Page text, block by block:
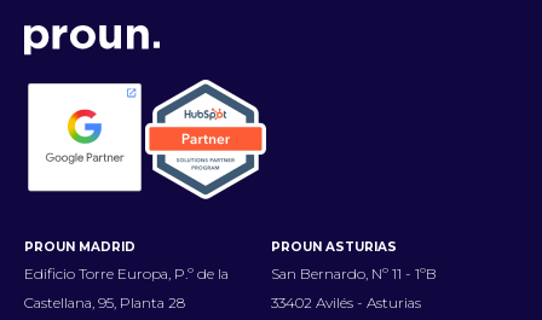
PROUN MADRID
Edificio Torre Europa, P.º de la
Castellana, 95, Planta 28
PROUN ASTURIAS
San Bernardo, Nº 11 - 1ºB
33402 Avilés - Asturias